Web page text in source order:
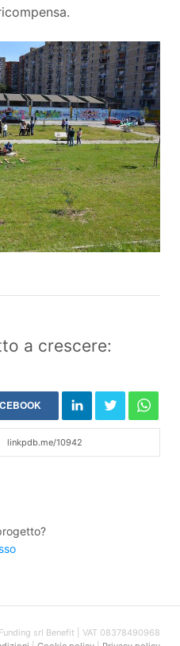
a crescere:
srl Benefit | VAT 08378490968